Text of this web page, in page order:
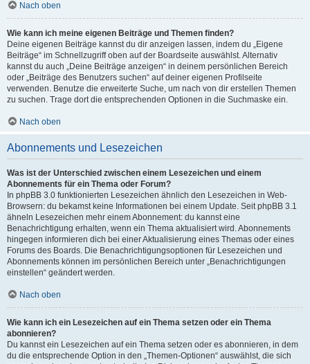
Nach oben
Wie kann ich meine eigenen Beiträge und Themen finden?
Deine eigenen Beiträge kannst du dir anzeigen lassen, indem du „Eigene
Beiträge“ im Schnellzugriff oben auf der Boardseite auswählst. Alternativ
kannst du auch „Deine Beiträge anzeigen“ in deinem persönlichen Bereich
oder „Beiträge des Benutzers suchen“ auf deiner eigenen Profilseite
verwenden. Benutze die erweiterte Suche, um nach von dir erstellen Themen
zu suchen. Trage dort die entsprechenden Optionen in die Suchmaske ein.
Nach oben
Abonnements und Lesezeichen
Was ist der Unterschied zwischen einem Lesezeichen und einem
Abonnements für ein Thema oder Forum?
In phpBB 3.0 funktionierten Lesezeichen ähnlich den Lesezeichen in Web-
Browsern: du bekamst keine Informationen bei einem Update. Seit phpBB 3.1
ähneln Lesezeichen mehr einem Abonnement: du kannst eine
Benachrichtigung erhalten, wenn ein Thema aktualisiert wird. Abonnements
hingegen informieren dich bei einer Aktualisierung eines Themas oder eines
Forums des Boards. Die Benachrichtigungsoptionen für Lesezeichen und
Abonnements können im persönlichen Bereich unter „Benachrichtigungen
einstellen“ geändert werden.
Nach oben
Wie kann ich ein Lesezeichen auf ein Thema setzen oder ein Thema
abonnieren?
Du kannst ein Lesezeichen auf ein Thema setzen oder es abonnieren, in dem
du die entsprechende Option in den „Themen-Optionen“ auswählst, die sich